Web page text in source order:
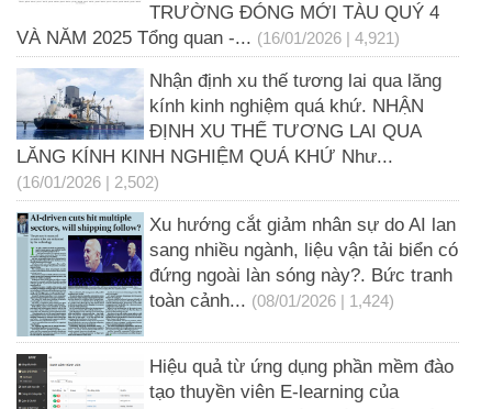
TRƯỜNG ĐÓNG MỚI TÀU QUÝ 4
VÀ NĂM 2025 Tổng quan -... (16/01/2026 | 4,921)
Nhận định xu thế tương lai qua lăng
kính kinh nghiệm quá khứ. NHẬN
ĐỊNH XU THẾ TƯƠNG LAI QUA
LĂNG KÍNH KINH NGHIỆM QUÁ KHỨ Như...
(16/01/2026 | 2,502)
Xu hướng cắt giảm nhân sự do AI lan
sang nhiều ngành, liệu vận tải biển có
đứng ngoài làn sóng này?. Bức tranh
toàn cảnh... (08/01/2026 | 1,424)
Hiệu quả từ ứng dụng phần mềm đào
tạo thuyền viên E-learning của